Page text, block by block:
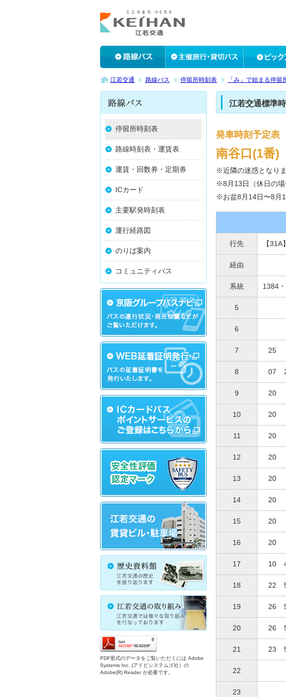
江若交通 路線バス 停留所時刻表 「み」で始まる停留
停留所時刻表
路線時刻表・運賃表
運賃・回数券・定期券
ICカード
主要駅発時刻表
運行経路図
のりば案内
コミュニティバス
PDF形式のデータをご覧いただくには Adobe
Systems Inc. (アドビシステムズ社）の
Adobe(R) Reader が必要です。
江若交通標準
発車時刻予定表
南谷口(1番)
※近隣の迷惑となり
※8月13日（休日の場
※お盆8月14日〜8月
行先 【
経由
系統 1384
5
6
7 25
8 07
9 20
10 20
11 20
12 20
13 20
14 20
15 20
16 20
17 10
18 22
19 26
20 26
21 23
22
23